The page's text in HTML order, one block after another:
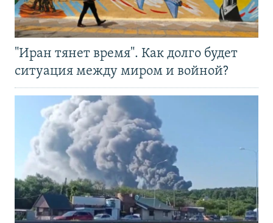
"Иран тянет время". Как долго будет
ситуация между миром и войной?